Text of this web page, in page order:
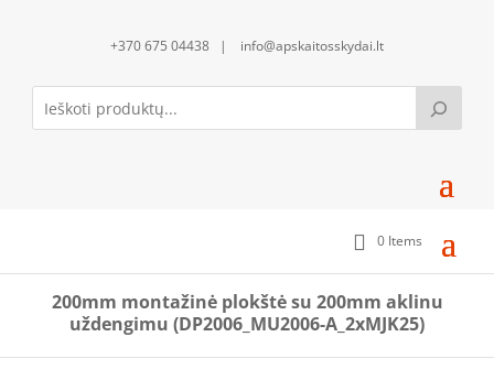
+370 675 04438 | info@apskaitosskydai.lt
0 Items
200mm montažinė plokštė su 200mm aklinu
uždengimu (DP2006_MU2006-A_2xMJK25)